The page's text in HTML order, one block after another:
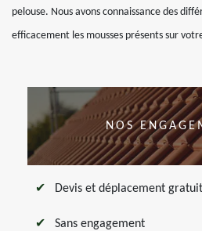
pelouse. Nous avons connaissance des
efficacement les mousses présents sur
NOS
Devis et déplacement
Sans engagement